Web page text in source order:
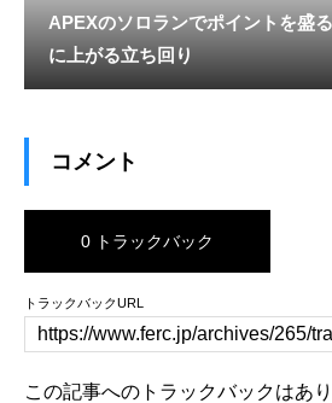
APEXのソロランでポイントを盛
に上がる立ち回り
コメント
0 トラックバック
トラックバックURL
この記事へのトラックバックはあり